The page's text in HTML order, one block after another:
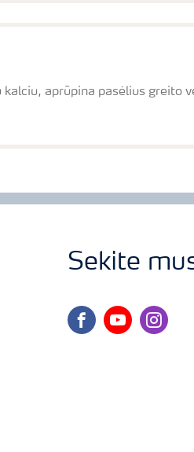
aprūpina pasėlius greito
Sekite
facebookyoutubeinstagram